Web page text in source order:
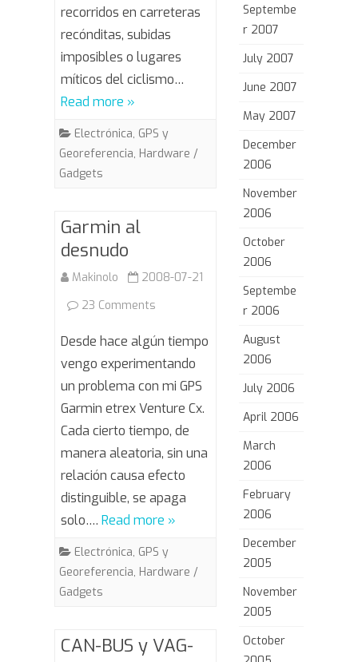
recorridos en carreteras
recónditas, subidas
imposibles o lugares
míticos del ciclismo…
Read more »
Electrónica, GPS y
Georeferencia, Hardware /
Gadgets
Garmin al
desnudo
Makinolo
2008-07-21
23 Comments
Garmin
al
desnudo
Desde hace algún tiempo
vengo experimentando
un problema con mi GPS
Garmin etrex Venture Cx.
Cada cierto tiempo, de
manera aleatoria, sin una
relación causa efecto
distinguible, se apaga
solo…. Read more »
Electrónica, GPS y
Georeferencia, Hardware /
Gadgets
CAN-BUS y VAG-
Septembe
r 2007
July 2007
June 2007
May 2007
December
2006
November
2006
October
2006
Septembe
r 2006
August
2006
July 2006
April 2006
March
2006
February
2006
December
2005
November
2005
October